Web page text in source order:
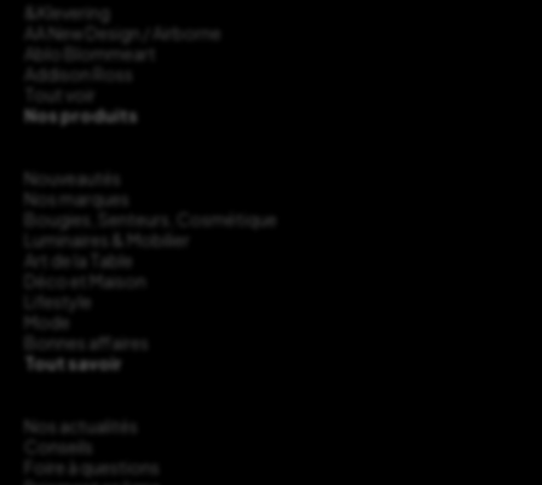
&Klevering
AA New Design / Airborne
Ablo Blommeart
Addison Ross
Tout voir
Nos produits
Nouveautés
Nos marques
Bougies, Senteurs, Cosmétique
Luminaires & Mobilier
Art de la Table
Déco et Maison
Lifestyle
Mode
Bonnes affaires
Tout savoir
Nos actualités
Conseils
Foire à questions